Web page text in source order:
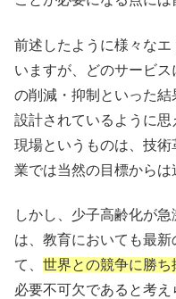
前述したように様々な
いますが、どのサービ
の削減・抑制といった
設計されているように
現場というものは、技
業では当然の目標からは
しかし、少子高齢化が
は、教育においても最
て、 世界との競争に勝
必要不可欠であると考